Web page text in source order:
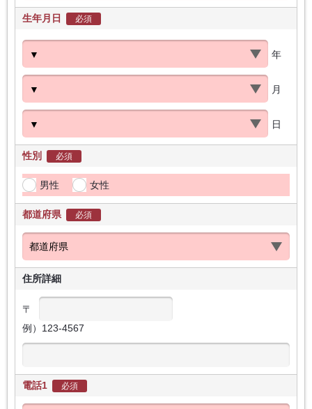
生年月日 必須
年
月
日
性別 必須
男性 女性
都道府県 必須
住所詳細
〒
例）123-4567
電話1 必須